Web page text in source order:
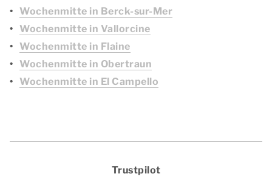
Wochenmitte in Berck-sur-Mer
Wochenmitte in Vallorcine
Wochenmitte in Flaine
Wochenmitte in Obertraun
Wochenmitte in El Campello
Trustpilot